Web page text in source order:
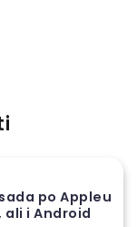
po Appleu
ali i Android